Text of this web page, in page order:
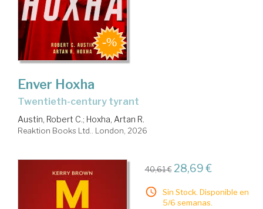
Enver Hoxha
twentieth-century tyrant
Austin, Robert C.; Hoxha, Artan R.
Reaktion Books Ltd.. London, 2026
40,61 € 28,69 €
Sin Stock. Disponible en
5/6 semanas.